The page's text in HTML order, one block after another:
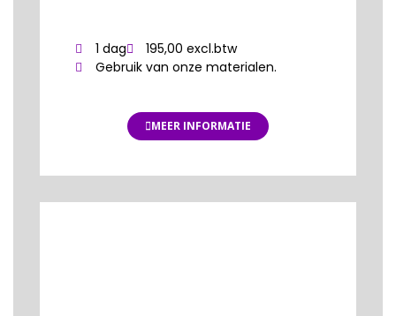
1 dag
195,00 excl.btw
Gebruik van onze materialen.
MEER INFORMATIE